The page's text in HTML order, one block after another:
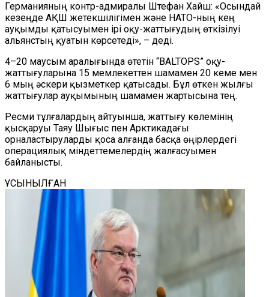
Германияның контр-адмиралы Штефан Хайш: «Осындай
кезеңде АҚШ жетекшілігімен және НАТО-ның кең
ауқымды қатысуымен ірі оқу-жаттығудың өткізілуі
альянстың қуатын көрсетеді», – деді.
4–20 маусым аралығында өтетін “BALTOPS” оқу-
жаттығуларына 15 мемлекеттен шамамен 20 кеме мен
6 мың әскери қызметкер қатысады. Бұл өткен жылғы
жаттығулар ауқымының шамамен жартысына тең.
Ресми тұлғалардың айтуынша, жаттығу көлемінің
қысқаруы Таяу Шығыс пен Арктикадағы
орналастыруларды қоса алғанда басқа өңірлердегі
операциялық міндеттемелердің жалғасуымен
байланысты.
ҰСЫНЫЛҒАН